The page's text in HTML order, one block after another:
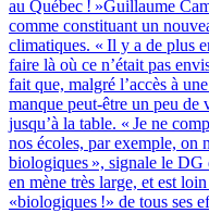
au Québec ! »Guillaume
comme constituant un
climatiques. « Il y a de plus
faire là où ce n’était pas
fait que, malgré l’accès à
manque peut-être un peu de
jusqu’à la table. « Je ne
nos écoles, par exemple, on
biologiques », signale le
en mène très large, et est
«biologiques !» de tous ses